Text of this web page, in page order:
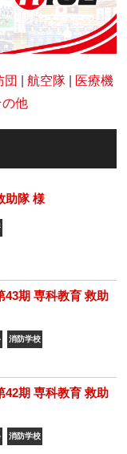
団 航空隊|
医療機
の他
助隊 様
43期 専科教育 救助
消防学校
42期 専科教育 救助
消防学校